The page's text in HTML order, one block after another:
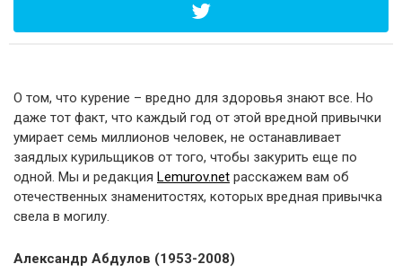
О том, что курение – вредно для здоровья знают все. Но
даже тот факт, что каждый год от этой вредной привычки
умирает семь миллионов человек, не останавливает
заядлых курильщиков от того, чтобы закурить еще по
одной. Мы и редакция Lemurov.net расскажем вам об
отечественных знаменитостях, которых вредная привычка
свела в могилу.
Александр Абдулов (1953-2008)